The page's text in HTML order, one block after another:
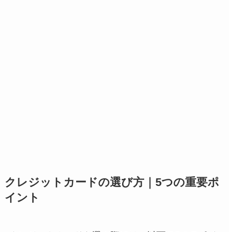
クレジットカードの選び方｜5つの重要ポ
イント